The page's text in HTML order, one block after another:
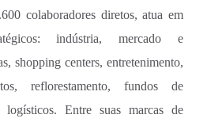
colaboradores diretos, atua em
indústria, mercado e
shopping centers, entretenimento,
reflorestamento, fundos de
logísticos. Entre suas marcas de